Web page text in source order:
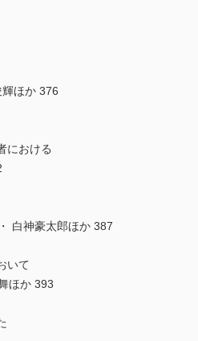
ほか 376
における
白神豪太郎ほか 387
いて
ほか 393